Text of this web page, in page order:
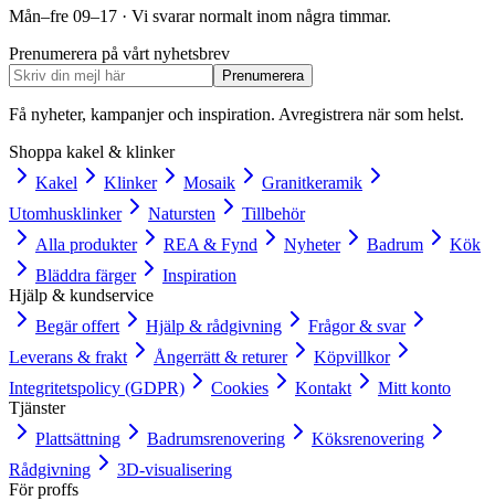
Mån–fre 09–17 · Vi svarar normalt inom några timmar.
Prenumerera på vårt nyhetsbrev
Prenumerera
Få nyheter, kampanjer och inspiration. Avregistrera när som helst.
Shoppa kakel & klinker
Kakel
Klinker Mosaik
Granitkeramik
Utomhusklinker
Natursten
Tillbehör
Alla produkter
REA & Fynd Nyheter Badrum
Kök
Bläddra färger
Inspiration
Hjälp & kundservice
Begär offert
Hjälp & rådgivning
Frågor & svar
Leverans & frakt
Ångerrätt & returer
Köpvillkor
Integritetspolicy (GDPR)
Cookies Kontakt
Mitt konto
Tjänster
Plattsättning
Badrumsrenovering
Köksrenovering
Rådgivning
3D-visualisering
För proffs